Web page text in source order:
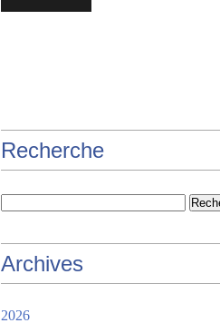
Recherche
Archives
2026